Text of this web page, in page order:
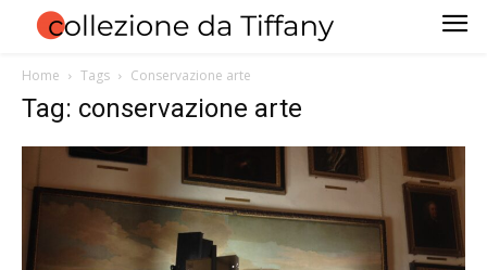
Home Tags Conservazione arte
Tag: conservazione arte